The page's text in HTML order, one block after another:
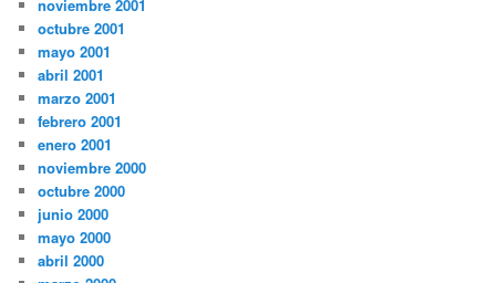
noviembre 2001
octubre 2001
mayo 2001
abril 2001
marzo 2001
febrero 2001
enero 2001
noviembre 2000
octubre 2000
junio 2000
mayo 2000
abril 2000